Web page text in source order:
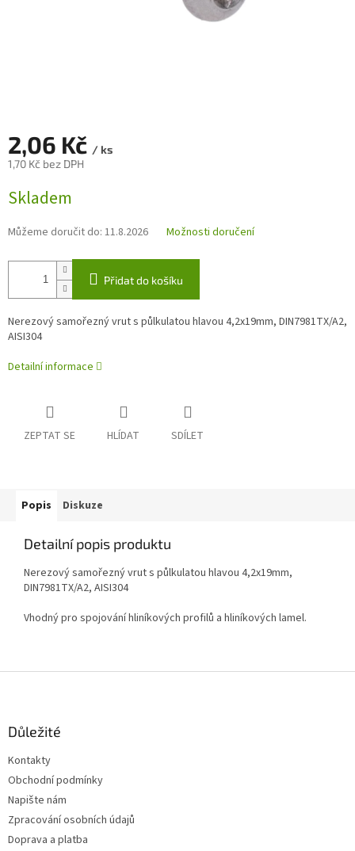
2,06 Kč / ks
1,70 Kč bez DPH
cena:
Skladem
Můžeme doručit do: 11.8.2026 Možnosti doručení
Přidat do košíku
Nerezový samořezný vrut s půlkulatou hlavou 4,2x19mm, DIN7981TX/A2,
AISI304
Detailní informace
ZEPTAT SE HLÍDAT SDÍLET
Popis Diskuze
Detailní popis produktu
Nerezový samořezný vrut s půlkulatou hlavou 4,2x19mm,
DIN7981TX/A2, AISI304
Vhodný pro spojování hliníkových profilů a hliníkových lamel.
Důležité
Kontakty
Obchodní podmínky
Napište nám
Zpracování osobních údajů
Doprava a platba